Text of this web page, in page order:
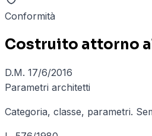
Conformità
Costruito attorno
D.M. 17/6/2016
Parametri architetti
Categoria, classe, parametri.